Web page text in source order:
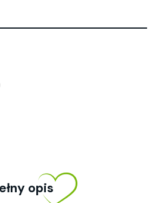
opis